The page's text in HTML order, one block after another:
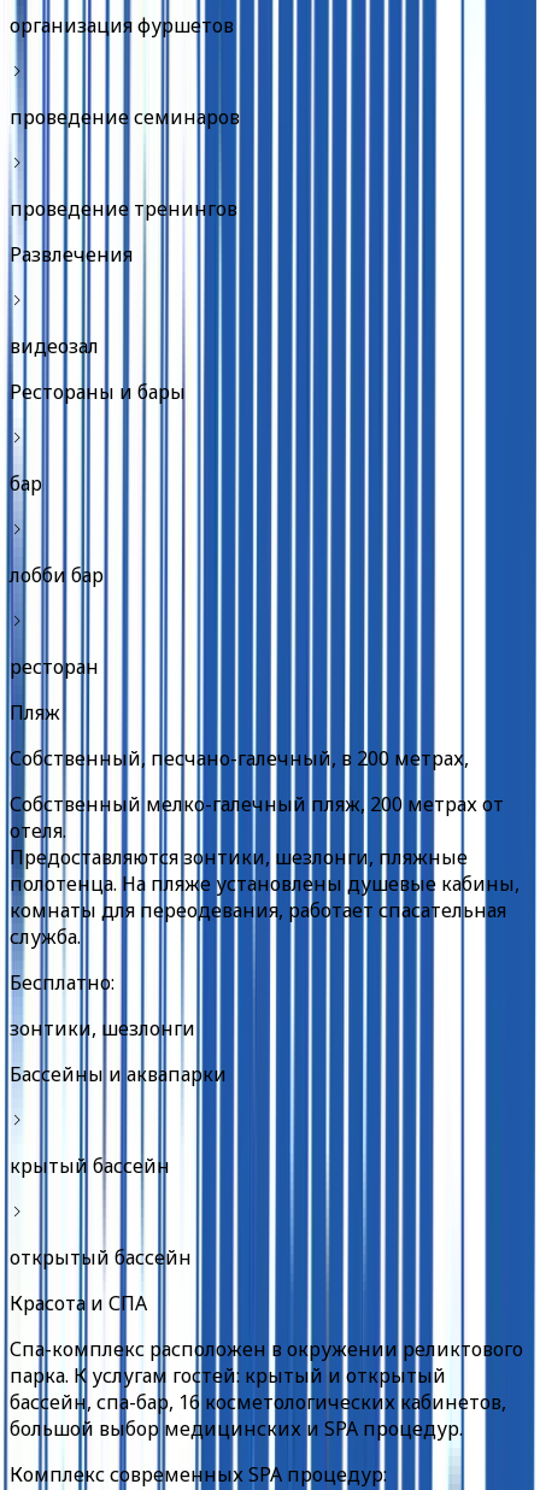
организация фуршетов
проведение семинаров
проведение тренингов
Развлечения
видеозал
Рестораны и бары
бар
лобби бар
ресторан
Пляж
Собственный, песчано-галечный, в 200 метрах,
Собственный мелко-галечный пляж, 200 метрах от
отеля.
Предоставляются зонтики, шезлонги, пляжные
полотенца. На пляже установлены душевые кабины,
комнаты для переодевания, работает спасательная
служба.
Бесплатно:
зонтики, шезлонги
Бассейны и аквапарки
крытый бассейн
открытый бассейн
Красота и СПА
Спа-комплекс расположен в окружении реликтового
парка. К услугам гостей: крытый и открытый
бассейн, спа-бар, 16 косметологических кабинетов,
большой выбор медицинских и SPA процедур.
Комплекс современных SPA процедур: